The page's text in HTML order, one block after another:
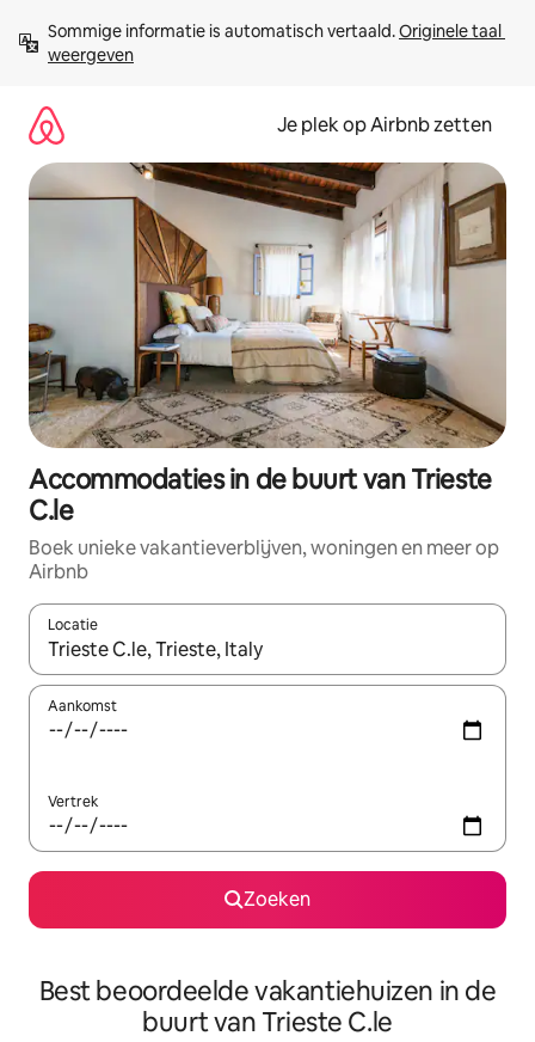
direct
naar
Sommige informatie is automatisch vertaald. Originele taal
weergeven
Je plek op Airbnb zetten
Accommodaties in de buurt van Trieste
C.le
Boek unieke vakantieverblijven, woningen en meer op
Airbnb
Locatie
Wanneer er resultaten beschikbaar zijn, maak je een keuze
Aankomst
Vertrek
Zoeken
Best beoordeelde vakantiehuizen in de
buurt van Trieste C.le